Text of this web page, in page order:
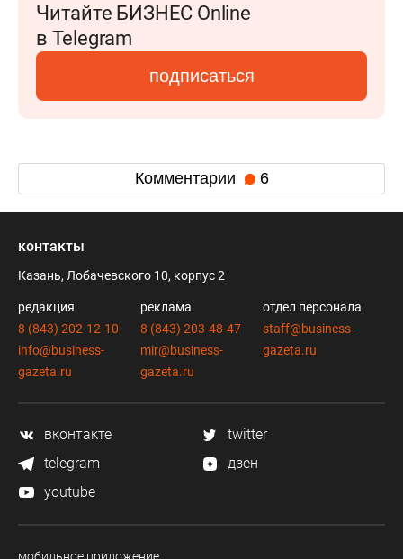
Читайте БИЗНЕС Online
в Telegram
подписаться
Комментарии 6
контакты
Казань, Лобачевского 10, корпус 2
редакция
8 (843) 202-12-10
info@business-
gazeta.ru
реклама
8 (843) 203-48-47
mir@business-
gazeta.ru
отдел персонала
staff@business-
gazeta.ru
вконтакте
twitter
telegram
дзен
youtube
мобильное приложение